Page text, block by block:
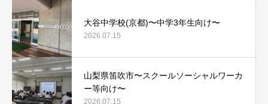
大谷中学校(京都)〜中学3年生向け〜
2026.07.15
山梨県笛吹市〜スクールソーシャルワーカ
ー等向け〜
2026.07.15